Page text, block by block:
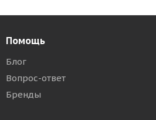
Помощь
Блог
Вопрос-ответ
Бренды